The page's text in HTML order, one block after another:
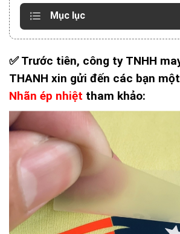
Mục lục
✅ Trước tiên, công ty TNHH
THANH xin gửi đến các bạn
Nhãn ép nhiệt tham khảo: